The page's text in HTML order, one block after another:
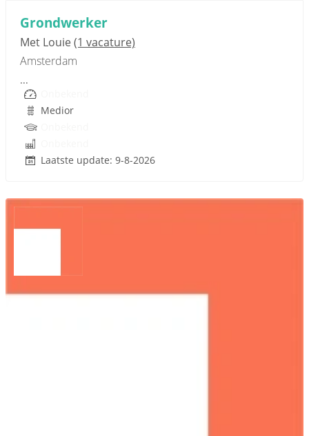
Grondwerker
Met Louie(1 vacature)
Amsterdam
...
Medior
Laatste update: 9-8-2026